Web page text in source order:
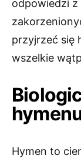
odpowiedzi
przyjrzeć się
wszelkie
Hymen to